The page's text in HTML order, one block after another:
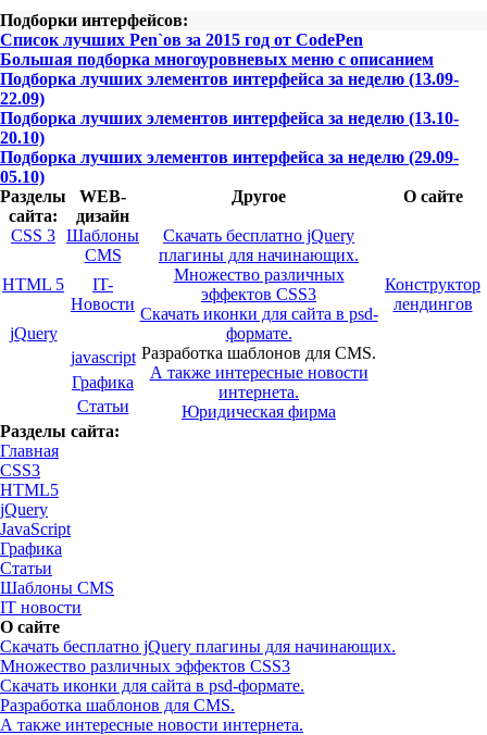
Подборки интерфейсов:
Список лучших Pen`ов за 2015 год от CodePen
Большая подборка многоуровневых меню с описанием
Подборка лучших элементов интерфейса за неделю (13.09-
22.09)
Подборка лучших элементов интерфейса за неделю (13.10-
20.10)
Подборка лучших элементов интерфейса за неделю (29.09-
05.10)
Разделы
сайта:
WEB-
дизайн
Другое О сайте
CSS 3 Шаблоны
CMS
Скачать бесплатно jQuery
плагины для начинающих.
Множество различных
эффектов CSS3
Скачать иконки для сайта в psd-
формате.
Разработка шаблонов для CMS.
А также интересные новости
интернета.
Юридическая фирма
HTML 5
IT-
Новости
Конструктор
лендингов
jQuery
javascript
Графика
Статьи
Разделы сайта:
Главная
CSS3
HTML5
jQuery
JavaScript
Графика
Статьи
Шаблоны CMS
IT новости
О сайте
Скачать бесплатно jQuery плагины для начинающих.
Множество различных эффектов CSS3
Скачать иконки для сайта в psd-формате.
Разработка шаблонов для CMS.
А также интересные новости интернета.